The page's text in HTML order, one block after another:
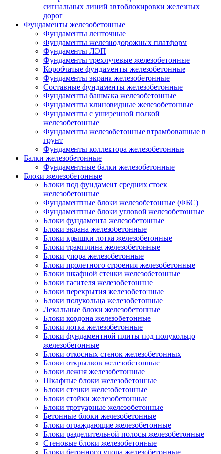
сигнальных линий автоблокировки железных
дорог
Фундаменты железобетонные
Фундаменты ленточные
Фундаменты железнодорожных платформ
Фундаменты ЛЭП
Фундаменты трехлучевые железобетонные
Коробчатые фундаменты железобетонные
Фундаменты экрана железобетонные
Составные фундаменты железобетонные
Фундаменты башмака железобетонные
Фундаменты клиновидные железобетонные
Фундаменты с уширенной полкой
железобетонные
Фундаменты железобетонные втрамбованные в
грунт
Фундаменты коллектора железобетонные
Балки железобетонные
Фундаментные балки железобетонные
Блоки железобетонные
Блоки под фундамент средних стоек
железобетонные
Фундаментные блоки железобетонные (ФБС)
Фундаментные блоки угловой железобетонные
Блоки фундамента железобетонные
Блоки экрана железобетонные
Блоки крышки лотка железобетонные
Блоки трамплина железобетонные
Блоки упора железобетонные
Блоки пролетного строения железобетонные
Блоки шкафной стенки железобетонные
Блоки гасителя железобетонные
Блоки перекрытия железобетонные
Блоки полукольца железобетонные
Лекальные блоки железобетонные
Блоки кордона железобетонные
Блоки лотка железобетонные
Блоки фундаментной плиты под полукольцо
железобетонные
Блоки откосных стенок железобетонных
Блоки открылков железобетонные
Блоки лежня железобетонные
Шкафные блоки железобетонные
Блоки стенки железобетонные
Блоки стойки железобетонные
Блоки тротуарные железобетонные
Бетонные блоки железобетонные
Блоки ограждающие железобетонные
Блоки разделительной полосы железобетонные
Стеновые блоки железобетонные
Блоки бетонного упора железобетонные